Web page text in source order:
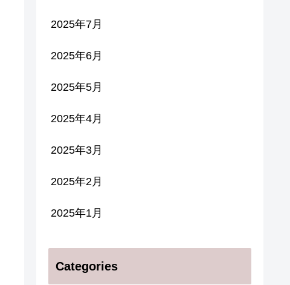
2025年7月
2025年6月
2025年5月
2025年4月
2025年3月
2025年2月
2025年1月
Categories